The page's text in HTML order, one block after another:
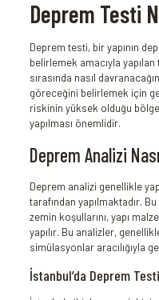
Deprem Testi
Deprem testi, bir yapının
belirlemek amacıyla
sırasında nasıl
göreceğini belirlemek için
riskinin yüksek olduğu
yapılması önemlidir.
Deprem Analizi
Deprem analizi genellikle
tarafından yapılmaktadır.
zemin koşullarını, yapı
yapılır. Bu analizler,
simülasyonlar aracılığıyla
İstanbul’da Deprem